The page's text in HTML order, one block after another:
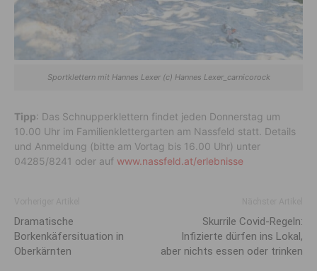
Sportklettern mit Hannes Lexer (c) Hannes Lexer_carnicorock
Tipp: Das Schnupperklettern findet jeden Donnerstag um
10.00 Uhr im Familienklettergarten am Nassfeld statt. Details
und Anmeldung (bitte am Vortag bis 16.00 Uhr) unter
04285/8241 oder auf www.nassfeld.at/erlebnisse
Dramatische
Borkenkäfersituation in
Oberkärnten
Skurrile Covid-Regeln:
Infizierte dürfen ins Lokal,
aber nichts essen oder trinken